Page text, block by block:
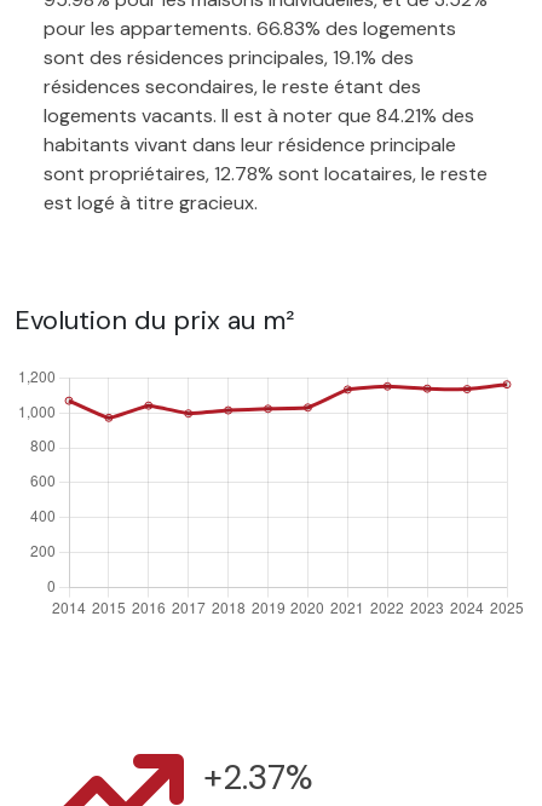
pour les appartements. 66.83% des logements
sont des résidences principales, 19.1% des
résidences secondaires, le reste étant des
logements vacants. Il est à noter que 84.21% des
habitants vivant dans leur résidence principale
sont propriétaires, 12.78% sont locataires, le reste
est logé à titre gracieux.
Evolution du prix au m²
+2.37%